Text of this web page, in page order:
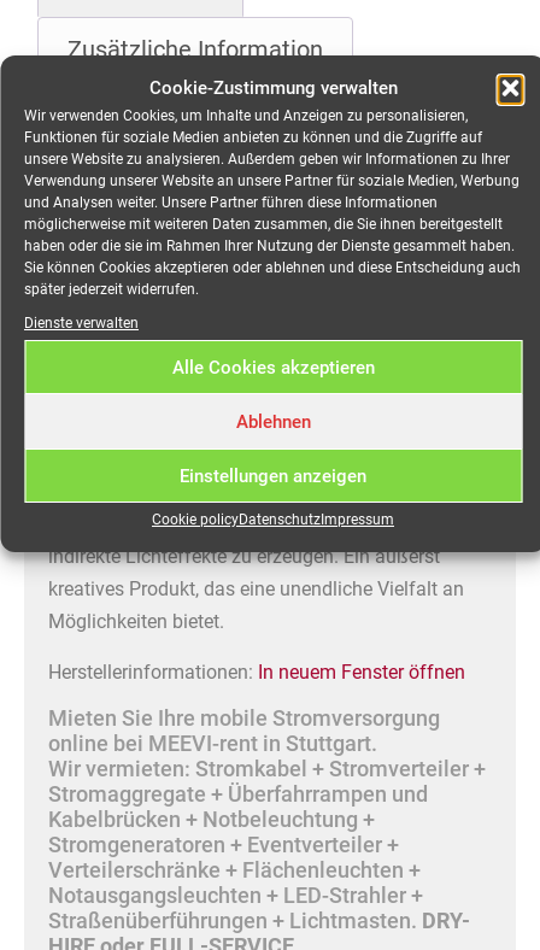
Cookie-Zustimmung verwalten
Wir verwenden Cookies, um Inhalte und Anzeigen zu personalisieren,
Funktionen für soziale Medien anbieten zu können und die Zugriffe auf
unsere Website zu analysieren. Außerdem geben wir Informationen zu Ihrer
Verwendung unserer Website an unsere Partner für soziale Medien, Werbung
und Analysen weiter. Unsere Partner führen diese Informationen
möglicherweise mit weiteren Daten zusammen, die Sie ihnen bereitgestellt
haben oder die sie im Rahmen Ihrer Nutzung der Dienste gesammelt haben.
Sie können Cookies akzeptieren oder ablehnen und diese Entscheidung auch
später jederzeit widerrufen.
Dienste verwalten
Alle Cookies akzeptieren
Ablehnen
Einstellungen anzeigen
Cookie policyDatenschutz Impressum
Zusätzliche Information
Beschreibung
Astera AX1 Tube, 28W,
RGBW, 180° Abstrahlwinkel,
IP65 mieten
Zuverlässige LED-Tube für Bühne und Event.
Der AX1 ist eine leistungsstarke LED-RGBW-Tube,
Veranstaltungen und Filmen eingesetzt werden
kann, um Personen und Objekte zu beleuchten oder
indirekte Lichteffekte zu erzeugen. Ein äußerst
kreatives Produkt, das eine unendliche Vielfalt an
Möglichkeiten bietet.
Herstellerinformationen: In neuem Fenster öffnen
Mieten Sie Ihre mobile Stromversorgung
online bei MEEVI-rent in Stuttgart.
Wir vermieten: Stromkabel + Stromverteiler +
Stromaggregate + Überfahrrampen und
Kabelbrücken + Notbeleuchtung +
Stromgeneratoren + Eventverteiler +
Verteilerschränke + Flächenleuchten +
Notausgangsleuchten + LED-Strahler +
Straßenüberführungen + Lichtmasten. DRY-